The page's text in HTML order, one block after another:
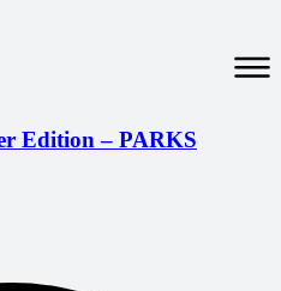
Edition – PARKS